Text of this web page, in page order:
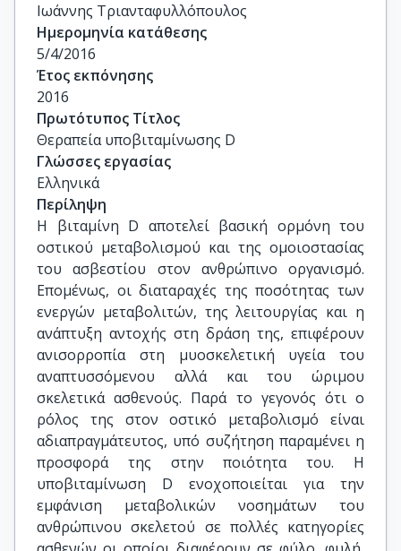
Ιωάννης Τριανταφυλλόπουλος
Ημερομηνία κατάθεσης
5/4/2016
Έτος εκπόνησης
2016
Πρωτότυπος Τίτλος
Θεραπεία υποβιταμίνωσης D
Γλώσσες εργασίας
Ελληνικά
Περίληψη
Η βιταμίνη D αποτελεί βασική ορμόνη του
οστικού μεταβολισμού και της ομοιοστασίας
του ασβεστίου στον ανθρώπινο οργανισμό.
Επομένως, οι διαταραχές της ποσότητας των
ενεργών μεταβολιτών, της λειτουργίας και η
ανάπτυξη αντοχής στη δράση της, επιφέρουν
ανισορροπία στη μυοσκελετική υγεία του
αναπτυσσόμενου αλλά και του ώριμου
σκελετικά ασθενούς. Παρά το γεγονός ότι ο
ρόλος της στον οστικό μεταβολισμό είναι
αδιαπραγμάτευτος, υπό συζήτηση παραμένει η
προσφορά της στην ποιότητα του. Η
υποβιταμίνωση D ενοχοποιείται για την
εμφάνιση μεταβολικών νοσημάτων του
ανθρώπινου σκελετού σε πολλές κατηγορίες